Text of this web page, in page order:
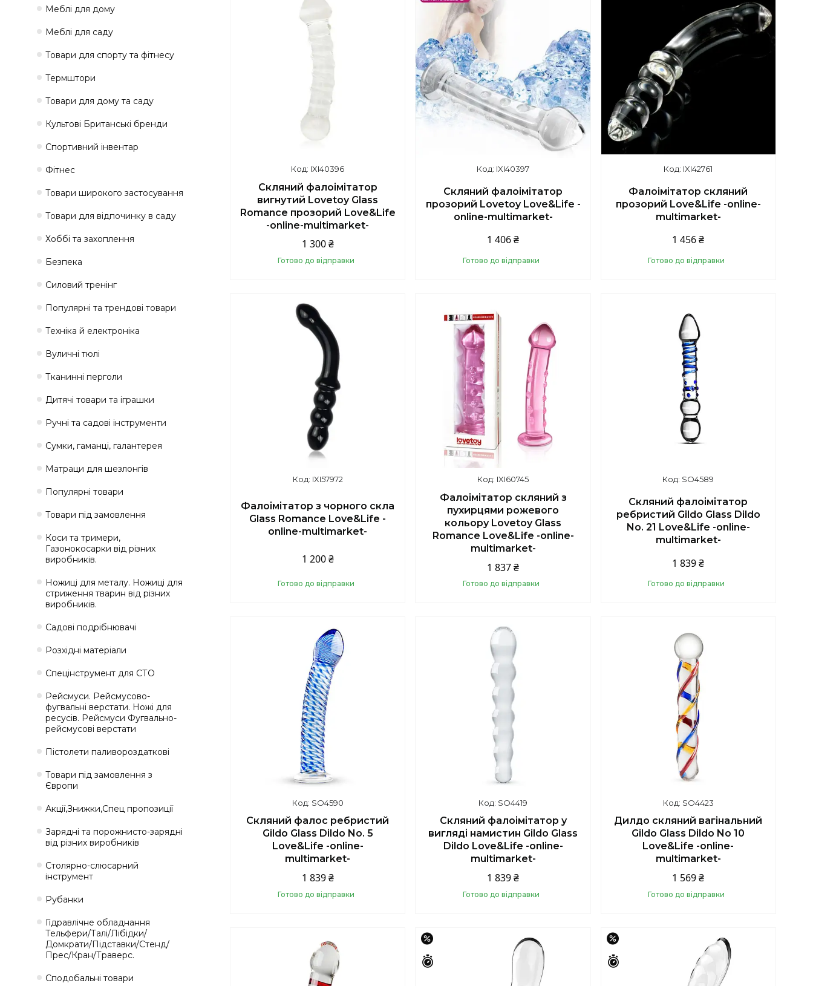
IXI40396
Скляний фалоімітатор
вигнутий Lovetoy Glass
Romance прозорий Love&Life
-online-multimarket-
1 300 ₴
Готово до відправки
IXI40397
Скляний фалоімітатор
прозорий Lovetoy Love&Life -
online-multimarket-
1 406 ₴
Готово до відправки
IXI42761
Фалоімітатор скляний
прозорий Love&Life -online-
multimarket-
1 456 ₴
Готово до відправки
IXI57972
Фалоімітатор з чорного скла
Glass Romance Love&Life -
online-multimarket-
1 200 ₴
Готово до відправки
IXI60745
Фалоімітатор скляний з
пухирцями рожевого
кольору Lovetoy Glass
Romance Love&Life -online-
multimarket-
1 837 ₴
Готово до відправки
SO4589
Скляний фалоімітатор
ребристий Gildo Glass Dildo
No. 21 Love&Life -online-
multimarket-
1 839 ₴
Готово до відправки
SO4590
Скляний фалос ребристий
Gildo Glass Dildo No. 5
Love&Life -online-
multimarket-
1 839 ₴
Готово до відправки
SO4419
Скляний фалоімітатор у
вигляді намистин Gildo Glass
Dildo Love&Life -online-
multimarket-
1 839 ₴
Готово до відправки
SO4423
Дилдо скляний вагінальний
Gildo Glass Dildo No 10
Love&Life -online-
multimarket-
1 569 ₴
Готово до відправки
Меблі для дому
Меблі для саду
Товари для спорту та фітнесу
Термштори
Товари для дому та саду
Культові Британські бренди
Спортивний інвентар
Фітнес
Товари широкого застосування
Товари для відпочинку в саду
Хоббі та захоплення
Безпека
Силовий тренінг
Популярні та трендові товари
Техніка й електроніка
Вуличні тюлі
Тканинні перголи
Дитячі товари та іграшки
Ручні та садові інструменти
Сумки, гаманці, галантерея
Матраци для шезлонгів
Популярні товари
Товари під замовлення
Коси та тримери,
Газонокосарки від різних
виробників.
Ножиці для металу. Ножиці для
стриження тварин від різних
виробників.
Садові подрібнювачі
Розхідні матеріали
Спецінструмент для СТО
Рейсмуси. Рейсмусово-
фугвальні верстати. Ножі для
ресусів. Рейсмуси Фугвально-
рейсмусові верстати
Пістолети паливороздаткові
Товари під замовлення з
Європи
Акції,Знижки,Спец пропозиції
Зарядні та порожнисто-зарядні
від різних виробників
Столярно-слюсарний
інструмент
Рубанки
Гідравлічне обладнання
Тельфери/Талі/Лібідки/
Домкрати/Підставки/Стенд/
Прес/Кран/Траверс.
Сподобальні товари